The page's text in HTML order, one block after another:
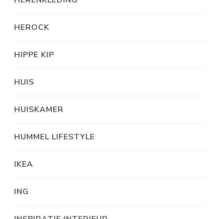
HEROCK
HIPPE KIP
HUIS
HUISKAMER
HUMMEL LIFESTYLE
IKEA
ING